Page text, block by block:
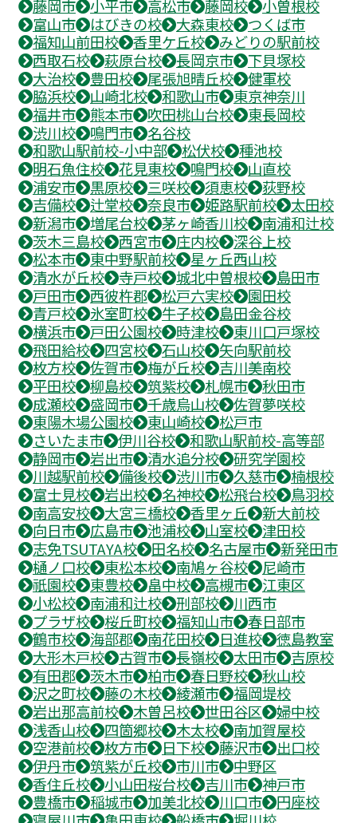
藤岡市 小平市 高松市 藤岡校
小曽根校
富山市
はびきの校 大森東校
つくば市
福知山前田校
香里ケ丘校
みどりの駅前校
西取石校
萩原台校 長岡京市
下貝塚校
大治校
豊田校 尾張旭晴丘校
健軍校
脇浜校
山崎北校 和歌山市
東京神奈川
福井市
熊本市 吹田桃山台校
東長岡校
渋川校
鳴門市
名谷校
和歌山駅前校-小中部
松伏校
種池校
明石魚住校
花見東校 鳴門校
山直校
浦安市
黒原校 三咲校 須恵校
荻野校
吉備校
辻堂校 奈良市 姫路駅前校
太田校
新潟市
増尾台校 茅ヶ崎香川校
南浦和辻校
茨木三島校
西宮市 庄内校
深谷上校
松本市
東中野駅前校
星ヶ丘西山校
清水が丘校
寺戸校 城北中曽根校
島田市
戸田市
西彼杵郡 松戸六実校
園田校
青戸校
氷室町校 牛子校
島田金谷校
横浜市
戸田公園校 時津校
東川口戸塚校
飛田給校
四宮校 石山校
矢向駅前校
枚方校
佐賀市 梅が丘校
吉川美南校
平田校
柳島校 筑紫校 札幌市
秋田市
成瀬校
盛岡市 千歳烏山校
佐賀夢咲校
東陽木場公園校
東山崎校
松戸市
さいたま市
伊川谷校
和歌山駅前校-高等部
静岡市
岩出市 清水追分校
研究学園校
川越駅前校
備後校 渋川市 久慈市
楠根校
富士見校
岩出校 名神校 松飛台校
鳥羽校
南高安校
大宮三橋校 香里ヶ丘
新大前校
向日市
広島市 池浦校 山室校
津田校
志免TSUTAYA校
田名校 名古屋市
新発田市
樋ノ口校
東松本校 南鳩ヶ谷校
尼崎市
祇園校
東豊校 畠中校 高槻市
江東区
小松校
南浦和辻校 刑部校
川西市
プラザ校
桜丘町校 福知山市
春日部市
鶴市校
海部郡 南花田校 日進校
徳島教室
大形木戸校
古賀市 長嶺校 太田市
吉原校
有田郡
茨木市 柏市 春日野校
秋山校
沢之町校
藤の木校 綾瀬市
福岡堤校
岩出那高前校
木曽呂校 世田谷区
婦中校
浅香山校
四箇郷校 木太校
南加賀屋校
空港前校
枚方市 日下校 藤沢市
出口校
伊丹市
筑紫が丘校 市川市
中野区
香住丘校
小山田桜台校 吉川市
神戸市
豊橋市
稲城市 加美北校 川口市
円座校